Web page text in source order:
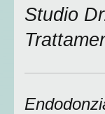
Studio